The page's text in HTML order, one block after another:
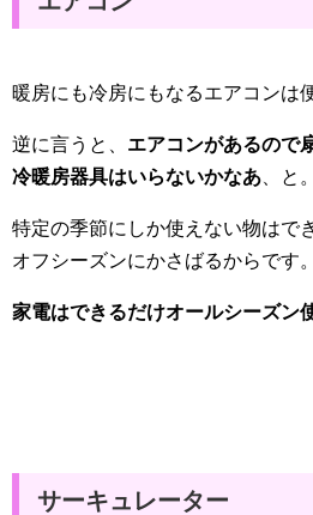
暖房にも冷房にもなるエアコンは
逆に言うと、 エアコンがあるので
冷暖房器具はいらないかなあ 、と。
特定の季節にしか使えない物はで
オフシーズンにかさばるからです。
家電はできるだけオールシーズン
サーキュレーター